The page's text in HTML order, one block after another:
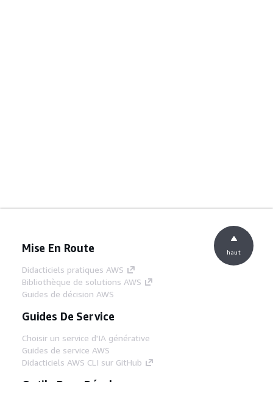
Mise En Route
Didacticiels pratiques AWS
Bibliothèque de solutions AWS
Guides de décision AWS
Guides De Service
Choisir un service d'IA générative
Guides de service AWS
Didacticiels AWS CLI sur GitHub
Outils Pour Développeurs
haut